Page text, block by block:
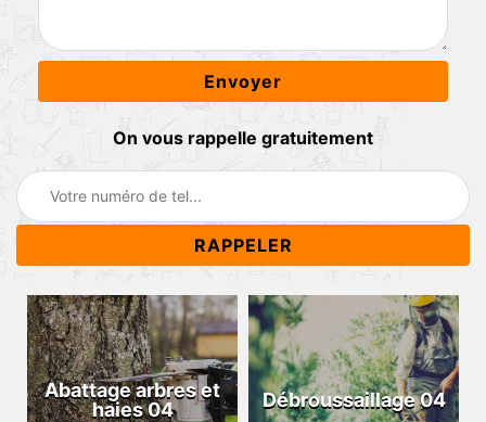
On vous rappelle gratuitement
Abattage arbres et
haies 04
Débroussaillage 04